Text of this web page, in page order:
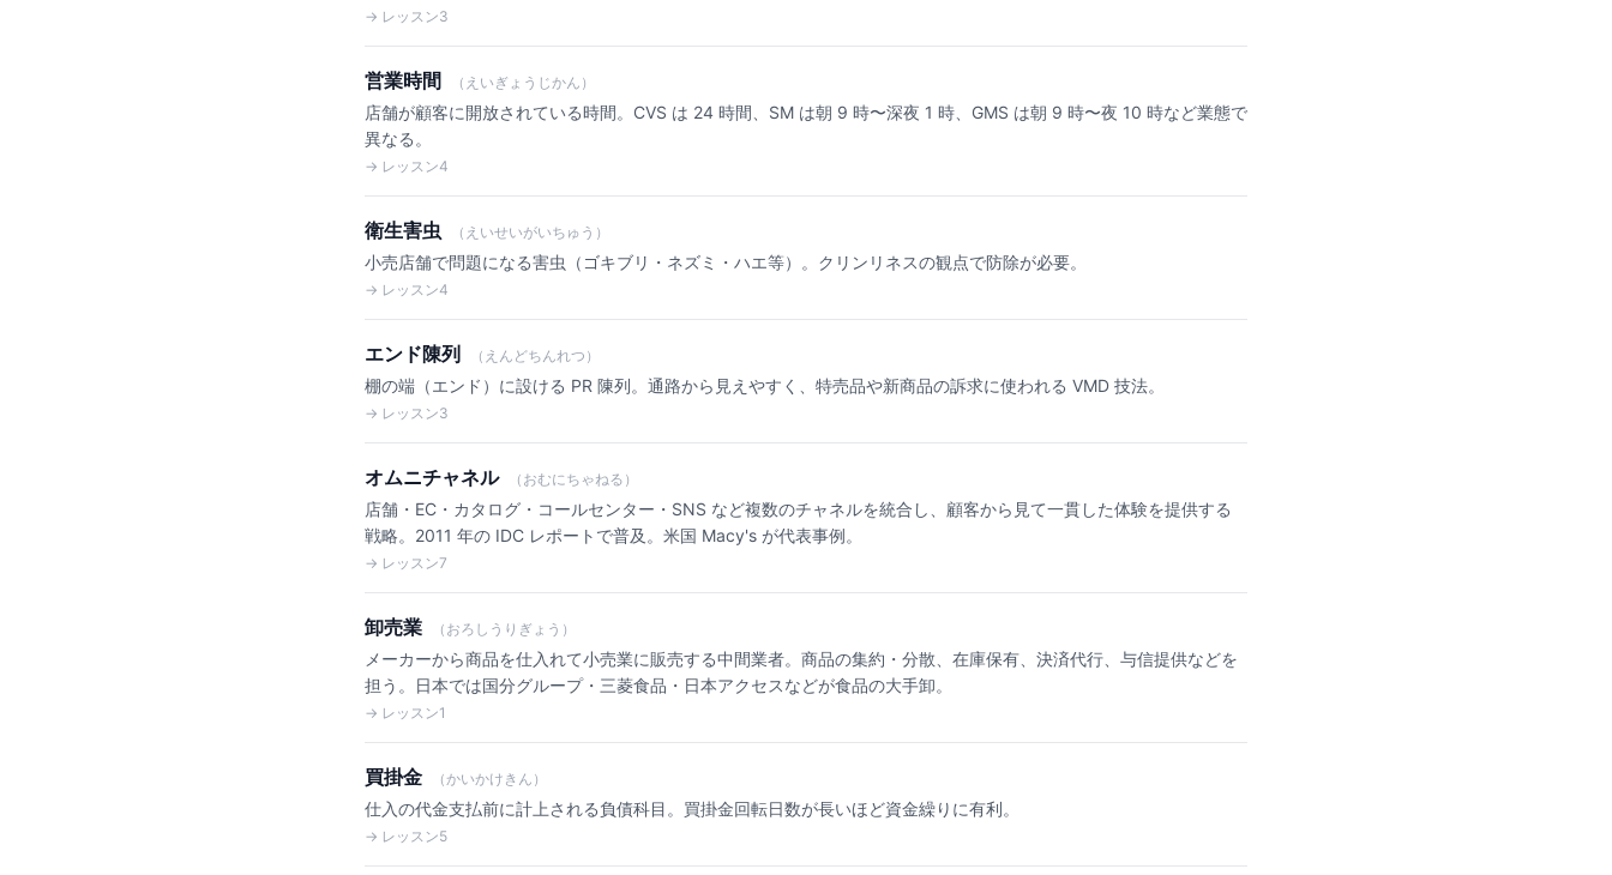
→ レッスン3
営業時間 （えいぎょうじかん）
店舗が顧客に開放されている時間。CVS は 24 時間、SM は朝 9 時〜深夜 1 時、GMS は朝 9 時〜夜 10 時など業態で
異なる。
→ レッスン4
衛生害虫 （えいせいがいちゅう）
小売店舗で問題になる害虫（ゴキブリ・ネズミ・ハエ等）。クリンリネスの観点で防除が必要。
→ レッスン4
エンド陳列 （えんどちんれつ）
棚の端（エンド）に設ける PR 陳列。通路から見えやすく、特売品や新商品の訴求に使われる VMD 技法。
→ レッスン3
オムニチャネル （おむにちゃねる）
店舗・EC・カタログ・コールセンター・SNS など複数のチャネルを統合し、顧客から見て一貫した体験を提供する
戦略。2011 年の IDC レポートで普及。米国 Macy's が代表事例。
→ レッスン7
卸売業 （おろしうりぎょう）
メーカーから商品を仕入れて小売業に販売する中間業者。商品の集約・分散、在庫保有、決済代行、与信提供などを
担う。日本では国分グループ・三菱食品・日本アクセスなどが食品の大手卸。
→ レッスン1
買掛金 （かいかけきん）
仕入の代金支払前に計上される負債科目。買掛金回転日数が長いほど資金繰りに有利。
→ レッスン5